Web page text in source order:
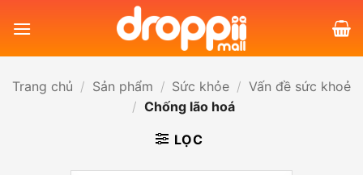
qua
Trang chủ / Sản phẩm / Sức khỏe / Vấn đề sức khoẻ
/ Chống lão hoá
LỌC